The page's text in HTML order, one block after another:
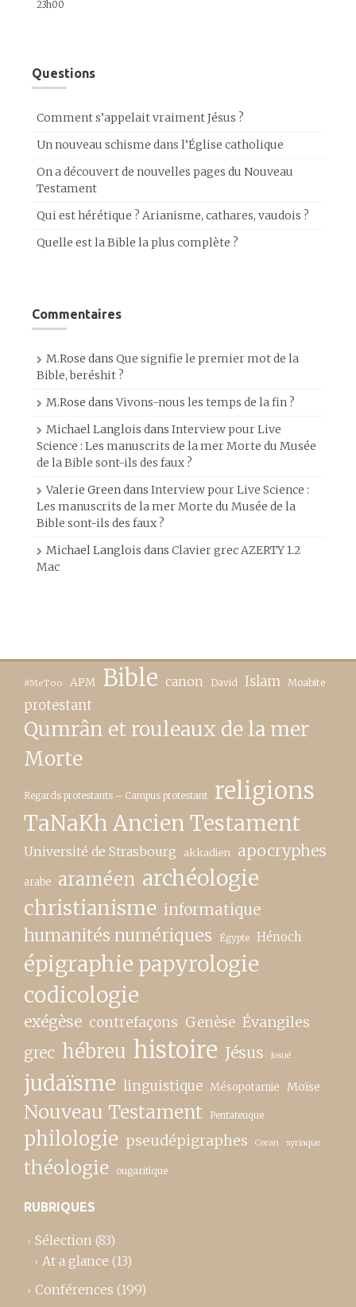
23h00
Questions
Comment s’appelait vraiment Jésus ?
Un nouveau schisme dans l’Église catholique
On a découvert de nouvelles pages du Nouveau
Testament
Qui est hérétique ? Arianisme, cathares, vaudois ?
Quelle est la Bible la plus complète ?
Commentaires
M.Rose dans Que signifie le premier mot de la
Bible, beréshit ?
M.Rose dansVivons-nous les temps de la fin ?
Michael Langlois dans Interview pour Live
Science : Les manuscrits de la mer Morte du Musée
de la Bible sont-ils des faux ?
Valerie Greendans Interview pour Live Science :
Les manuscrits de la mer Morte du Musée de la
Bible sont-ils des faux ?
Michael Langlois dans Clavier grec AZERTY 1.2
Mac
#MeToo APM Bible canon David Islam Moabite
protestant
Qumrân et rouleaux de la mer
Morte
Regards protestants – Campus protestant religions
TaNaKh Ancien Testament
Université de Strasbourg akkadien apocryphes
arabe araméen archéologie
christianisme informatique
humanités numériques Égypte Hénoch
épigraphie papyrologie
codicologie
exégèse contrefaçons Genèse Évangiles
grec hébreu histoire Jésus Josué
judaïsme linguistique Mésopotamie Moïse
Nouveau Testament Pentateuque
philologie pseudépigraphes Coran syriaque
théologie ougaritique
RUBRIQUES
Sélection (83)
At a glance (13)
Conférences (199)